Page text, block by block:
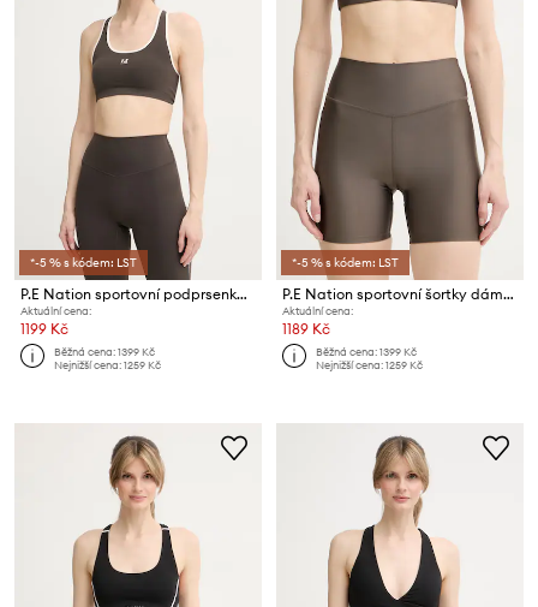
*-5 % s kódem: LST
P.E Nation sportovní podprsenka Adaption
Aktuální cena:
1199 Kč
Běžná cena:1399 Kč
Nejnižší cena:1259 Kč
*-5 % s kódem: LST
P.E Nation sportovní šortky dámské Fairmont
Aktuální cena:
1189 Kč
Běžná cena:1399 Kč
Nejnižší cena:1259 Kč